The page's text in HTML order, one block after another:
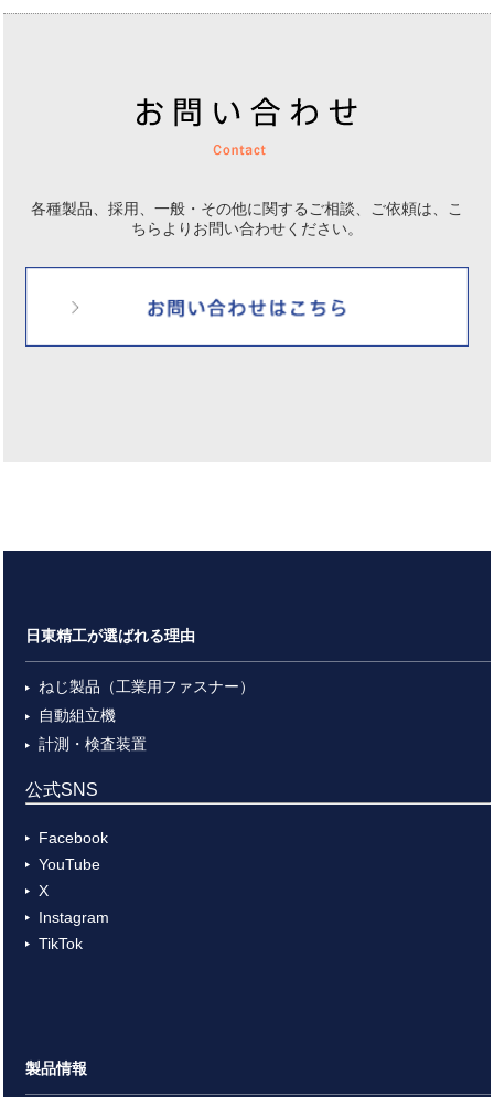
各種製品、採用、一般・その他に関するご相談、ご依頼は、
こ
ちらよりお問い合わせください。
日東精工が選ばれる理由
ねじ製品（工業用ファスナー）
自動組立機
計測・検査装置
公式SNS
Facebook
YouTube
X
Instagram
TikTok
製品情報